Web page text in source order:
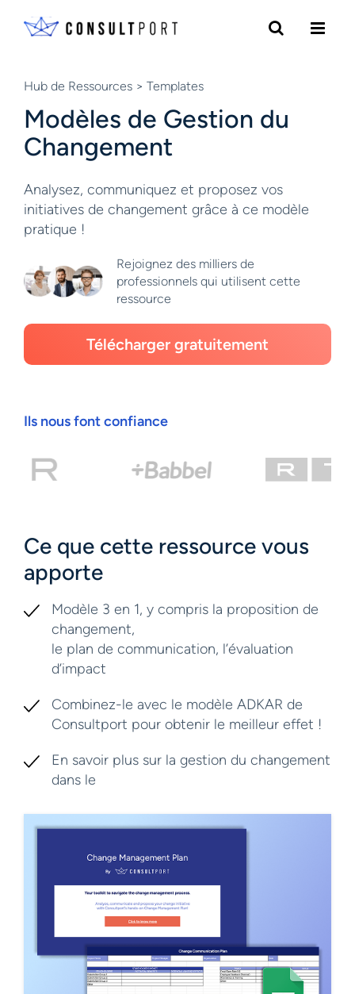
Hub de Ressources > Templates
Modèles de Gestion du
Changement
Analysez, communiquez et proposez vos
initiatives de changement grâce à ce modèle
pratique !
Rejoignez des milliers de
professionnels qui utilisent cette
ressource
Télécharger gratuitement
Ils nous font confiance
Ce que cette ressource vous
apporte
Modèle 3 en 1, y compris la proposition de
changement,
le plan de communication, l’évaluation
d’impact
Combinez-le avec le modèle ADKAR de
Consultport pour obtenir le meilleur effet !
En savoir plus sur la gestion du changement
dans le